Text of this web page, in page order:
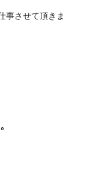
事させて頂きま